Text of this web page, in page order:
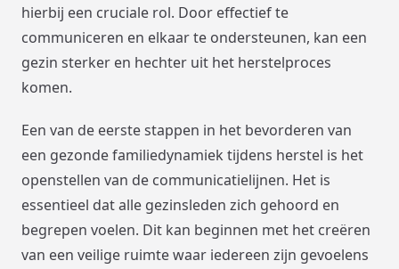
hierbij een cruciale rol. Door effectief te
communiceren en elkaar te ondersteunen, kan een
gezin sterker en hechter uit het herstelproces
komen.
Een van de eerste stappen in het bevorderen van
een gezonde familiedynamiek tijdens herstel is het
openstellen van de communicatielijnen. Het is
essentieel dat alle gezinsleden zich gehoord en
begrepen voelen. Dit kan beginnen met het creëren
van een veilige ruimte waar iedereen zijn gevoelens